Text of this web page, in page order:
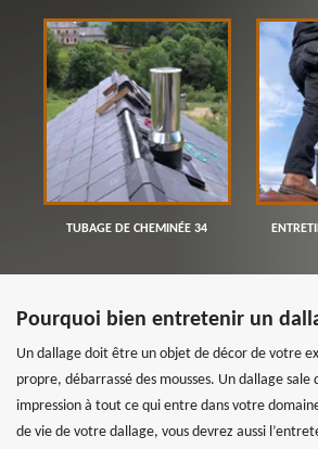
TUBAGE DE CHEMINÉE 34
Pourquoi bien entretenir un
Un dallage doit être un objet de décor de votre
propre, débarrassé des mousses. Un dallage sale
impression à tout ce qui entre dans votre
de vie de votre dallage, vous devrez aussi